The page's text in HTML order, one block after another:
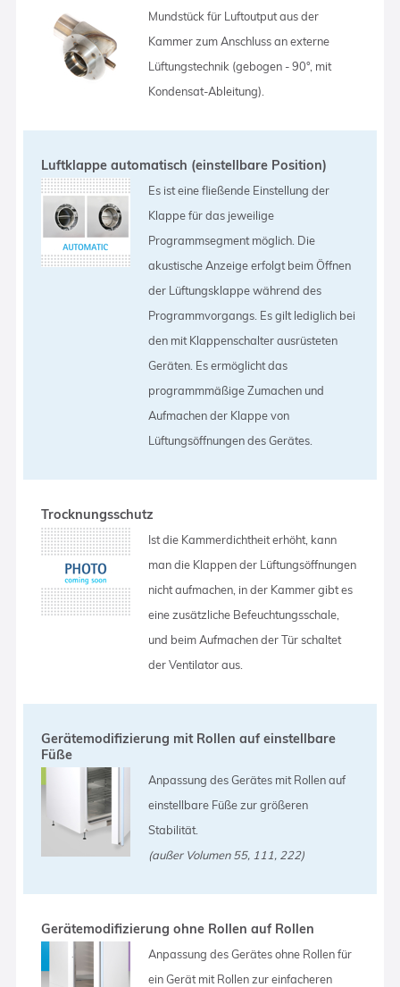
Mundstück für Luftoutput aus der
Kammer zum Anschluss an externe
Lüftungstechnik (gebogen - 90°, mit
Kondensat-Ableitung).
Luftklappe automatisch (einstellbare Position)
Es ist eine fließende Einstellung der
Klappe für das jeweilige
Programmsegment möglich. Die
akustische Anzeige erfolgt beim Öffnen
der Lüftungsklappe während des
Programmvorgangs. Es gilt lediglich bei
den mit Klappenschalter ausrüsteten
Geräten. Es ermöglicht das
programmmäßige Zumachen und
Aufmachen der Klappe von
Lüftungsöffnungen des Gerätes.
Trocknungsschutz
Ist die Kammerdichtheit erhöht, kann
man die Klappen der Lüftungsöffnungen
nicht aufmachen, in der Kammer gibt es
eine zusätzliche Befeuchtungsschale,
und beim Aufmachen der Tür schaltet
der Ventilator aus.
Gerätemodifizierung mit Rollen auf einstellbare
Füße
Anpassung des Gerätes mit Rollen auf
einstellbare Füße zur größeren
Stabilität.
(außer Volumen 55, 111, 222)
Gerätemodifizierung ohne Rollen auf Rollen
Anpassung des Gerätes ohne Rollen für
ein Gerät mit Rollen zur einfacheren